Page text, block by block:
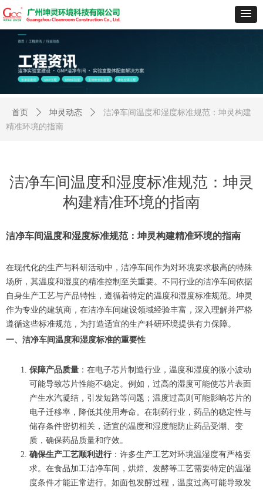
洁净车间温度和湿度标准规范：坤灵
构建精准环境的指南
洁净车间温度和湿度标准规范：坤灵构建精准环境的指南
在现代化的生产与科研活动中，洁净车间作为对环境要求极高的特殊
场所，其温度和湿度的精准控制至关重要。不同行业的洁净车间依据
自身生产工艺与产品特性，遵循着特定的温度和湿度标准规范。坤灵
作为专业的建筑商，在洁净车间建设领域经验丰富，深入理解并严格
遵循这些标准规范，为打造适宜的生产科研环境提供有力保障。
一、洁净车间温度和湿度标准的重要性
保障产品质量 ：在电子芯片制造行业，温度和湿度的微小波动
可能导致芯片性能不稳定。例如，过高的湿度可能使芯片表面
产生水汽凝结，引发短路等问题；温度过高则可能影响芯片的
电子迁移率，降低其使用寿命。在制药行业，药品的稳定性与
储存条件密切相关，适宜的温度和湿度能防止药品受潮、变
质，确保药品质量和疗效。
确保生产工艺顺利进行：许多生产工艺对环境温湿度有严格要
求。在食品加工洁净车间，烘焙、发酵等工艺需要特定的温湿
度条件才能正常进行。如面包发酵过程，温度过高可能导致发
首页 ꄲ 坤灵动态 ꄲ
洁净车间温度和湿度标准规范：坤灵构建
精准环境的指南